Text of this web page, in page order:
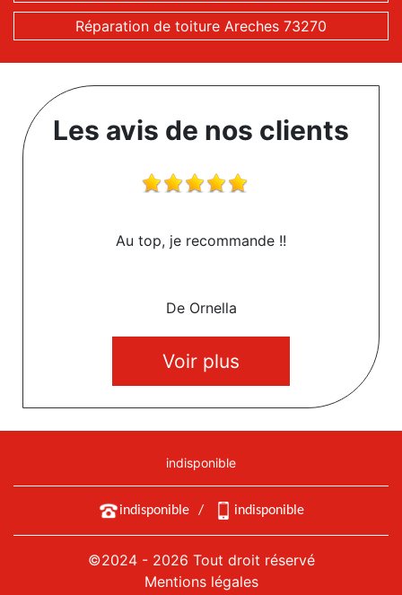
Réparation de toiture Areches 73270
Les avis de nos clients
Au top, je recommande !!
De Ornella
Voir plus
indisponible
indisponible / indisponible
©2024 - 2026 Tout droit réservé
Mentions légales